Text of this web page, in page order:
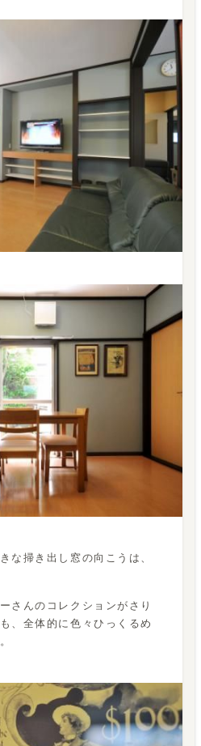
な掃き出し窓の向こうは、
さんのコレクションがさり
、全体的に色々ひっくるめ